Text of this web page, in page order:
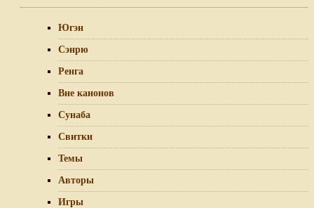
Югэн
Сэнрю
Ренга
Вне канонов
Сунаба
Свитки
Темы
Авторы
Игры